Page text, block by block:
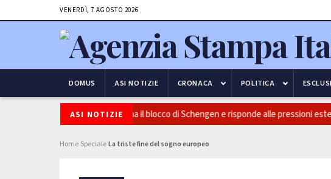
VENERDÌ, 7 AGOSTO 2026
DOMUS ASI NOTIZIE CRONACA POLITICA
ASI NOTIZIE
e frontiere: l’Italia conferma il blocco di Schengen e risponde alle pressioni esterne
Home SpecialeLa triste fine del sogno europeo